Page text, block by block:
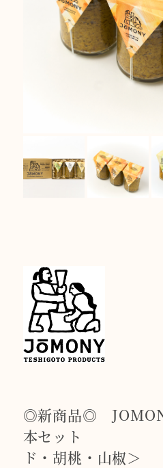
◎新商品◎
本セット ＜
ド・胡桃・山椒＞